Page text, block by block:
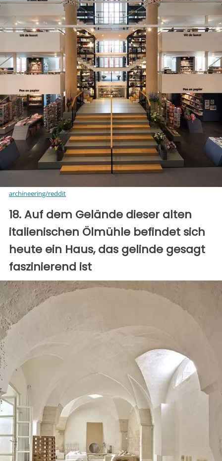
archineering/reddit
18. Auf dem Gelände dieser alten
italienischen Ölmühle befindet sich
heute ein Haus, das gelinde gesagt
faszinierend ist